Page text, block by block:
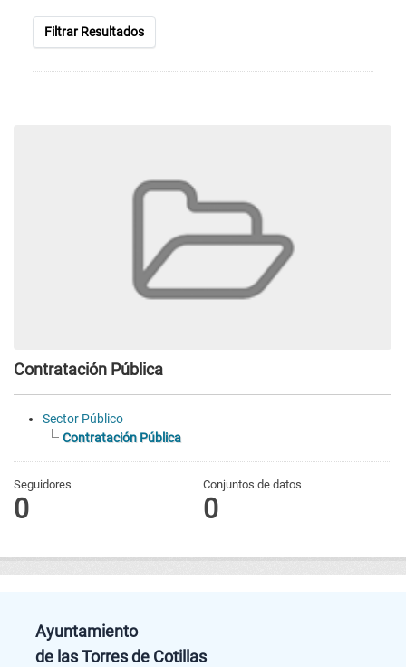
Contratación Pública
Sector Público
Contratación Pública
Seguidores
0
Conjuntos de datos
0
Filtrar Resultados
Ayuntamiento
de las Torres de Cotillas